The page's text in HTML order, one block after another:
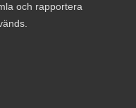
och rapportera
neutral, långsiktig
house. Modellen har
inte genomförts.